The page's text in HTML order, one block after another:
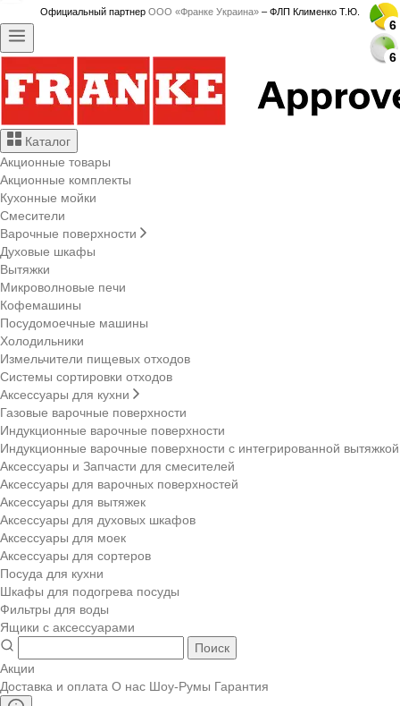
Официальный партнер ООО «Франке Украина» – ФЛП Клименко Т.Ю.
Каталог
Акционные товары
Акционные комплекты
Кухонные мойки
Смесители
Варочные поверхности
Духовые шкафы
Вытяжки
Микроволновые печи
Кофемашины
Посудомоечные машины
Холодильники
Измельчители пищевых отходов
Системы сортировки отходов
Аксессуары для кухни
Газовые варочные поверхности
Индукционные варочные поверхности
Индукционные варочные поверхности с интегрированной вытяжкой
Аксессуары и Запчасти для смесителей
Аксессуары для варочных поверхностей
Аксессуары для вытяжек
Аксессуары для духовых шкафов
Аксессуары для моек
Аксессуары для сортеров
Посуда для кухни
Шкафы для подогрева посуды
Фильтры для воды
Ящики с аксессуарами
Поиск
Акции
Доставка и оплата О нас Шоу-Румы Гарантия
6
6
6
6
6
6